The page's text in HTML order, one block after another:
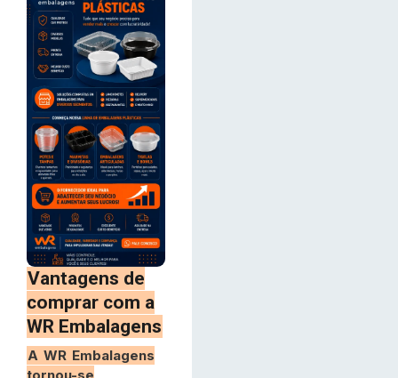
Vantagens de
comprar com a
WR Embalagens
A WR Embalagens
tornou-se